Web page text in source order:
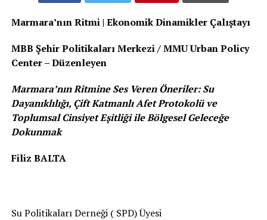
Marmara’nın Ritmi | Ekonomik Dinamikler Çalıştayı
MBB Şehir Politikaları Merkezi / MMU Urban Policy
Center – Düzenleyen
Marmara’nın Ritmine Ses Veren Öneriler: Su
Dayanıklılığı, Çift Katmanlı Afet Protokolü ve
Toplumsal Cinsiyet Eşitliği ile Bölgesel Geleceğe
Dokunmak
Filiz BALTA
Su Politikaları Derneği ( SPD) Üyesi